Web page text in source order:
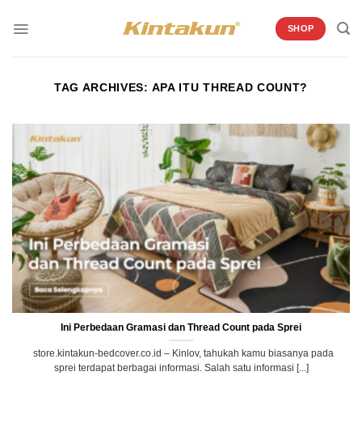
SHOP
TAG ARCHIVES: APA ITU THREAD COUNT?
Ini Perbedaan Gramasi dan Thread Count pada Sprei
store.kintakun-bedcover.co.id – Kinlov, tahukah kamu biasanya pada
sprei terdapat berbagai informasi. Salah satu informasi [...]